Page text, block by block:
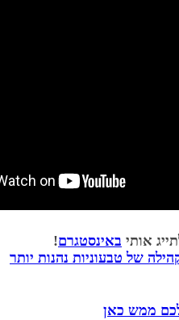
אותי באינסטגרם!
של טבעוניות נהנות יותר
ממש כאן